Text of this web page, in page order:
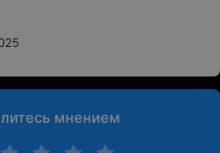
мнением